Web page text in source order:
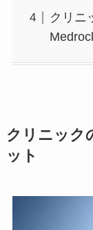
クリニ
クリニック
ット